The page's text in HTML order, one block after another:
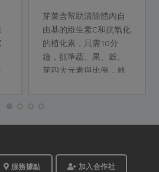
芽菜含幫助清除體內自
由基的維生素C和抗氧化
的植化素，只需10分
鐘，抓準蔬、果、穀、
芽四大元素與比例，就
的綠拿鐵！...
服務據點 加入合作社